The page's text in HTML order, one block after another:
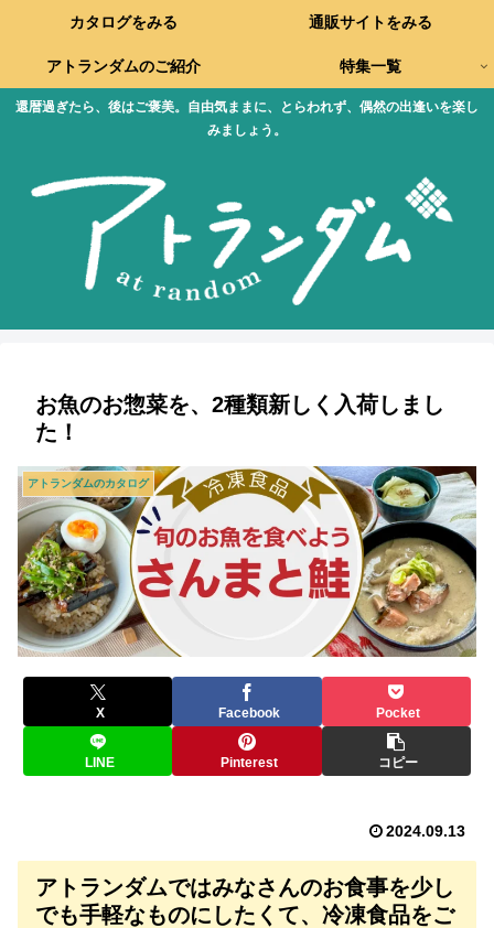
還暦過ぎたら、後はご褒美。自由気ままに、とらわれず、偶然の出逢いを楽し
みましょう。
カタログをみる 通販サイトをみる
アトランダムのご紹介 特集一覧
お魚のお惣菜を、2種類新しく入荷しまし
た！
アトランダムのカタログ
X Facebook Pocket
LINE Pinterest コピー
2024.09.13
アトランダムではみなさんのお食事を少し
でも手軽なものにしたくて、冷凍食品をご